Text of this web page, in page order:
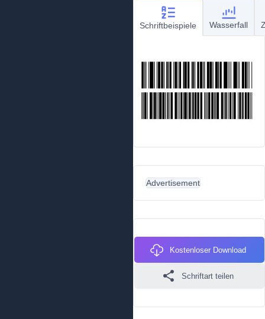
Schriftbeispiele Wasserfall
Advertisement
Kostenloser Download
Schriftart teilen